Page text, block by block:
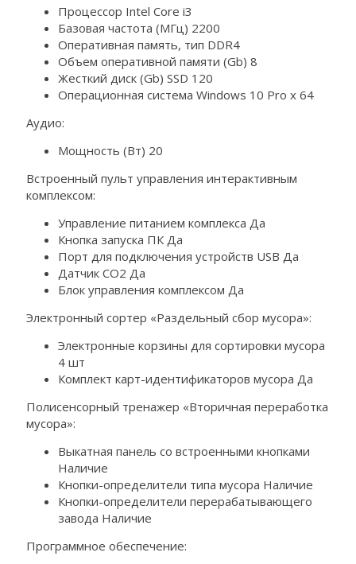
Процессор Intel Core i3
Базовая частота (МГц) 2200
Оперативная память, тип DDR4
Объем оперативной памяти (Gb) 8
Жесткий диск (Gb) SSD 120
Операционная система Windows 10 Pro x 64
Аудио:
Мощность (Вт) 20
Встроенный пульт управления интерактивным
комплексом:
Управление питанием комплекса Да
Кнопка запуска ПК Да
Порт для подключения устройств USB Да
Датчик CO2 Да
Блок управления комплексом Да
Электронный сортер «Раздельный сбор мусора»:
Электронные корзины для сортировки мусора
4 шт
Комплект карт-идентификаторов мусора Да
Полисенсорный тренажер «Вторичная переработка
мусора»:
Выкатная панель со встроенными кнопками
Наличие
Кнопки-определители типа мусора Наличие
Кнопки-определители перерабатывающего
завода Наличие
Программное обеспечение: